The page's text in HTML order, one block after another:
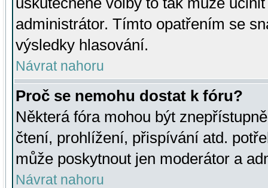
administrátor. Tímto opatřením se
výsledky hlasování.
Návrat nahoru
Proč se nemohu dostat k fóru?
Některá fóra mohou být
čtení, prohlížení, přispívání atd.
může poskytnout jen moderátor a
Návrat nahoru